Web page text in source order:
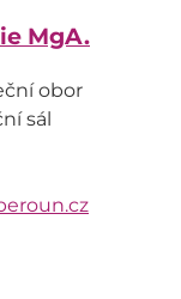
MgA.